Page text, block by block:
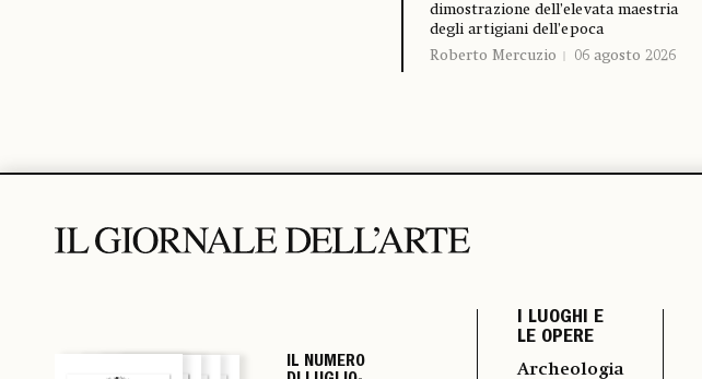
dimostrazione dell’elevata maestria
degli artigiani dell’epoca
Roberto Mercuzio
06 agosto 2026
IL NUMERO
IL NUMERO
IL NUMERO
IL NUMERO
I LUOGHI E
LE OPERE
Archeologia